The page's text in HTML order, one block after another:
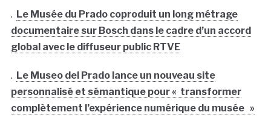
. Le Musée du Prado coproduit un long métrage
documentaire sur Bosch dans le cadre d’un accord
global avec le diffuseur public RTVE
. Le Museo del Prado lance un nouveau site
personnalisé et sémantique pour « transformer
complètement l’expérience numérique du musée »